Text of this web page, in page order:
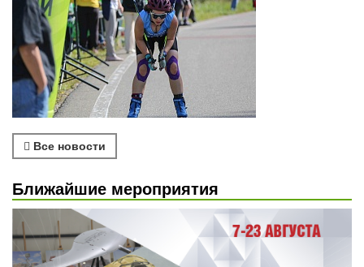
Все новости
Ближайшие мероприятия